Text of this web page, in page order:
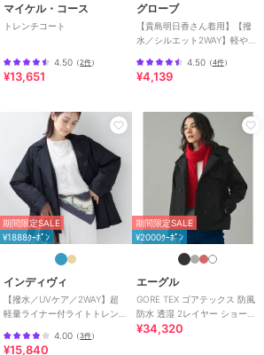
A.S.M
トレンチコート
メンズ
アウター・ジャケット・コート
／トレンチコート
00ブラック、12ライトベージュ、
29ダークブラウン、24グレイッシ
ュベージュ、19ダークグレー
ポリエステル100%(裏地)ポリエス
テル100%
商品のお取り扱い方法
マイケル・コース
トレンチコート
4.50 （2件）
¥13,651
グローブ
【貴島明日香さん着用】【撥
水／シルエット2WAY】軽やか
4.50（4件）
¥4,139
期間限定SALE
¥1888ｸｰﾎﾟﾝ
インディヴィ
【撥水／UVケア／2WAY】超
軽量ライナー付ライトトレン
4.00 （3件）
¥15,840
期間限定SALE
¥2000ｸｰﾎﾟﾝ
エーグル
GORE TEX ゴアテックス 防風
防水 透湿 2レイヤー ショート
トレンチコート / フード脱着
¥34,320